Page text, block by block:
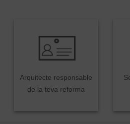
Arquitecte responsable
de la teva reforma